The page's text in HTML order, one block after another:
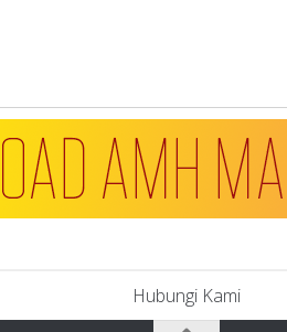
Hubungi Kami